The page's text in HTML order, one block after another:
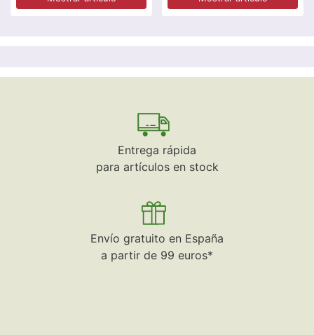
Entrega rápida
para artículos en stock
Envío gratuito en España
a partir de 99 euros*